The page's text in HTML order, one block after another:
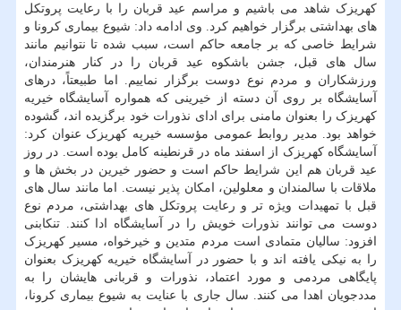
کهریزک شاهد می باشیم و مراسم عید قربان را با رعایت پروتکل
های بهداشتی برگزار خواهیم کرد. وی ادامه داد: شیوع بیماری کرونا و
شرایط خاصی که بر جامعه حاکم است، سبب شده تا نتوانیم مانند
سال های قبل، جشن باشکوه عید قربان را در کنار هنرمندان،
ورزشکاران و مردم نوع دوست برگزار نماییم. اما طبیعتاً، درهای
آسایشگاه بر روی آن دسته از خیرینی که همواره آسایشگاه خیریه
کهریزک را بعنوان مامنی برای ادای نذورات خود برگزیده اند، گشوده
خواهد بود. مدیر روابط عمومی مؤسسه خیریه کهریزک عنوان کرد:
آسایشگاه کهریزک از اسفند ماه در قرنطینه کامل بوده است. در روز
عید قربان هم این شرایط حاکم است و حضور خیرین در بخش ها و
ملاقات با سالمندان و معلولین، امکان پذیر نیست. اما مانند سال های
قبل با تمهیدات ویژه تر و رعایت پروتکل های بهداشتی، مردم نوع
دوست می توانند نذورات خویش را در آسایشگاه ادا کنند. تنکابنی
افزود: سالیان متمادی است مردم متدین و خیرخواه، مسیر کهریزک
را به نیکی یافته اند و با حضور در آسایشگاه خیریه کهریزک بعنوان
پایگاهی مردمی و مورد اعتماد، نذورات و قربانی هایشان را به
مددجویان اهدا می کنند. سال جاری با عنایت به شیوع بیماری کرونا،